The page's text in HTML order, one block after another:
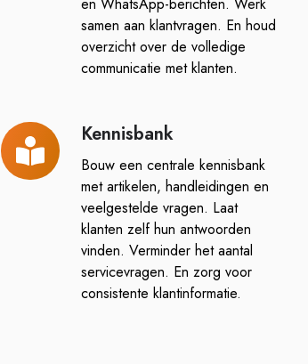
samen aan klantvragen. En houd
overzicht over de volledige
communicatie met klanten.
Kennisbank
Bouw een centrale kennisbank
met artikelen, handleidingen en
veelgestelde vragen. Laat
klanten zelf hun antwoorden
vinden. Verminder het aantal
servicevragen. En zorg voor
consistente klantinformatie.
Kennisbank